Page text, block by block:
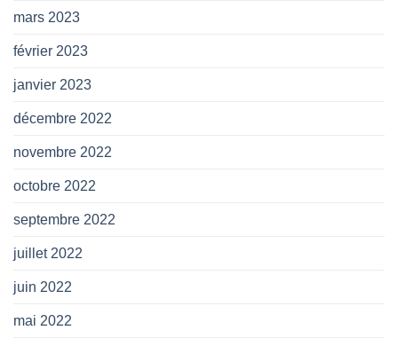
mars 2023
février 2023
janvier 2023
décembre 2022
novembre 2022
octobre 2022
septembre 2022
juillet 2022
juin 2022
mai 2022